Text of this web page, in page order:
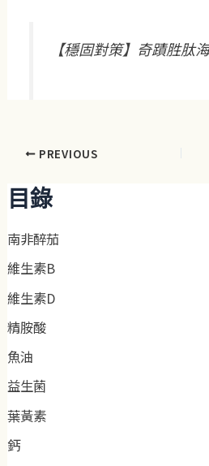
【穩固對策】奇蹟胜肽
PREVIOUS
目錄
南非醉茄
維生素B
維生素D
精胺酸
魚油
益生菌
葉黃素
鈣